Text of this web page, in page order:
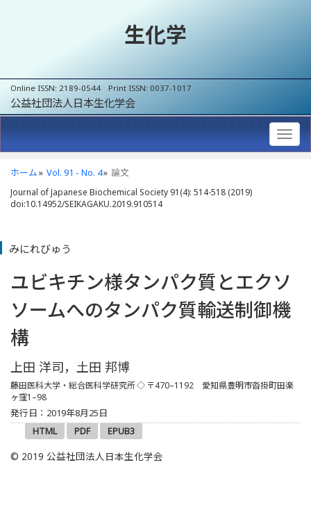
生化学
Online ISSN: 2189-0544 Print ISSN: 0037-1017
公益社団法人日本生化学会
ホーム Vol. 91 - No. 4 論文
Journal of Japanese Biochemical Society 91(4): 514-518 (2019)
doi:10.14952/SEIKAGAKU.2019.910514
みにれびゅう
ユビキチン様タンパク質とエクソ
ソームへのタンパク質輸送制御機
構
上田 洋司，土田 邦博
藤田医科大学・総合医科学研究所◇ 〒470–1192 愛知県豊明市沓掛町田楽
ヶ窪1–98
発行日：2019年8月25日
HTML
PDF EPUB3
© 2019 公益社団法人日本生化学会